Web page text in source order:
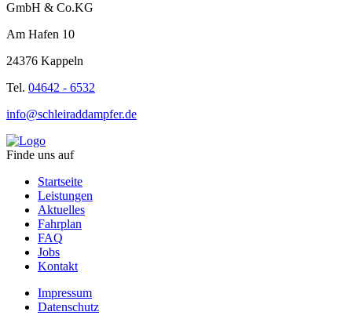
GmbH & Co.KG
Am Hafen 10
24376 Kappeln
Tel. 04642 - 6532
info@schleiraddampfer.de
Finde uns auf
Startseite
Leistungen
Aktuelles
Fahrplan
FAQ
Jobs
Kontakt
Impressum
Datenschutz